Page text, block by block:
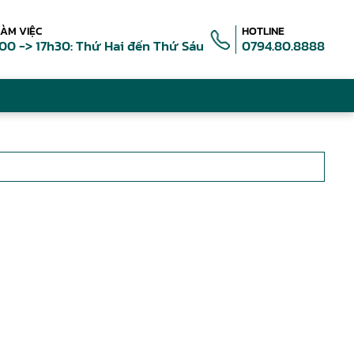
VIỆC
-> 17h30: Thứ Hai đến Thứ Sáu
HOTLINE
0794.80.8888